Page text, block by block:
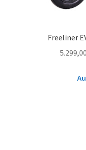
Freeliner
5.299,00